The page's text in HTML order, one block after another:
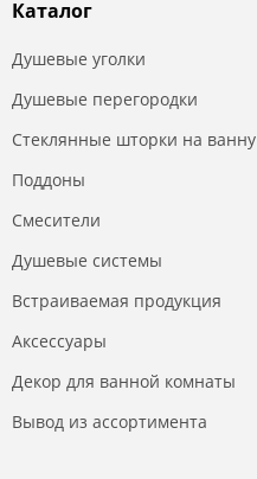
Каталог
Душевые уголки
Душевые перегородки
Стеклянные шторки на ванну
Поддоны
Смесители
Душевые системы
Встраиваемая продукция
Аксессуары
Декор для ванной комнаты
Вывод из ассортимента